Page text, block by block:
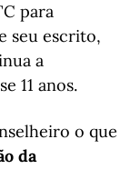
para
seu escrito,
a
11 anos.
o que
da